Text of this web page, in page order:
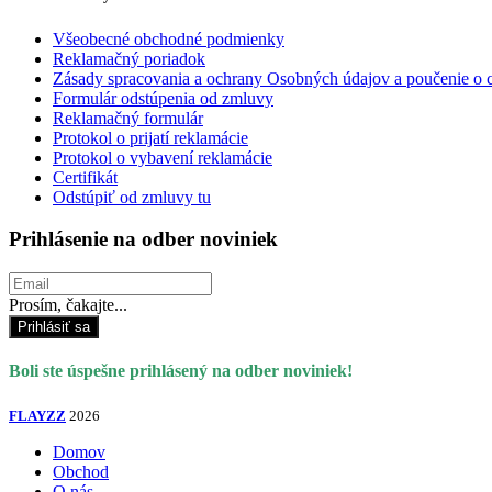
Všeobecné obchodné podmienky
Reklamačný poriadok
Zásady spracovania a ochrany Osobných údajov a poučenie o
Formulár odstúpenia od zmluvy
Reklamačný formulár
Protokol o prijatí reklamácie
Protokol o vybavení reklamácie
Certifikát
Odstúpiť od zmluvy tu
Prihlásenie na odber noviniek
Prosím, čakajte...
Prihlásiť sa
Boli ste úspešne prihlásený na odber noviniek!
FLAYZZ 2026
Domov
Obchod